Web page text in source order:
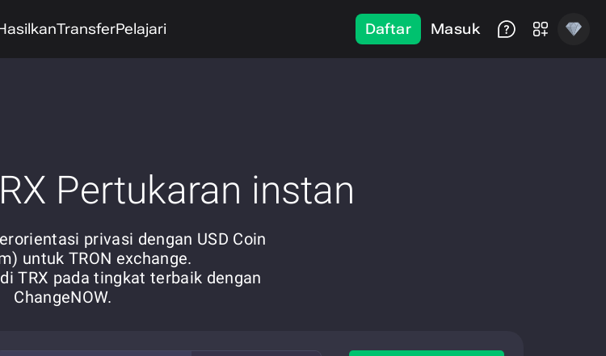
TransferPelajari Daftar Masuk
Pertukaran instan
privasi dengan USD Coin
untuk TRON exchange.
TRX pada tingkat terbaik dengan
ChangeNOW.